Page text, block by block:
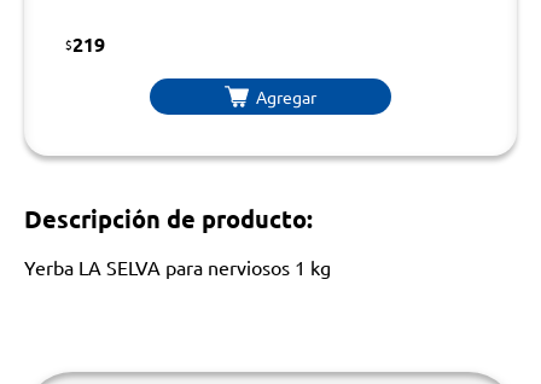
$219
Agregar
Descripción de producto:
Yerba LA SELVA para nerviosos 1 kg